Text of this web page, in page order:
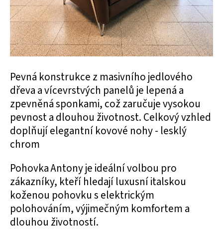
Pevná konstrukce z masivního jedlového
dřeva a vícevrstvých panelů je lepená a
zpevněná sponkami, což zaručuje vysokou
pevnost a dlouhou životnost. Celkový vzhled
doplňují elegantní kovové nohy - lesklý
chrom
Pohovka Antony je ideální volbou pro
zákazníky, kteří hledají luxusní italskou
koženou pohovku s elektrickým
polohováním, výjimečným komfortem a
dlouhou životností.